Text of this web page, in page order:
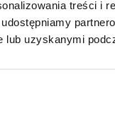
treści i
uzyskanymi